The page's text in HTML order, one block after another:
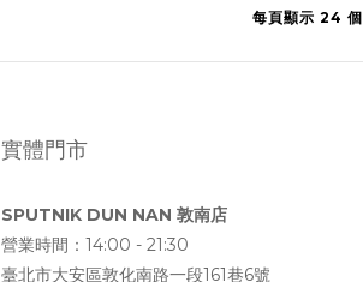
每頁顯示 24 個
實體門市
SPUTNIK DUN NAN 敦南店
營業時間：14:00 - 21:30
臺北市大安區敦化南路一段161巷6號